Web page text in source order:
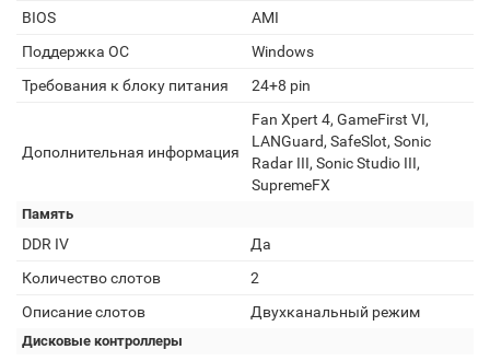
BIOS
AMI
Поддержка ОС
Windows
Требования к блоку питания
24+8 pin
Дополнительная информация
Fan Xpert 4, GameFirst VI,
LANGuard, SafeSlot, Sonic
Radar III, Sonic Studio III,
SupremeFX
Память
DDR IV
Да
Количество слотов
2
Описание слотов
Двухканальный режим
Дисковые контроллеры